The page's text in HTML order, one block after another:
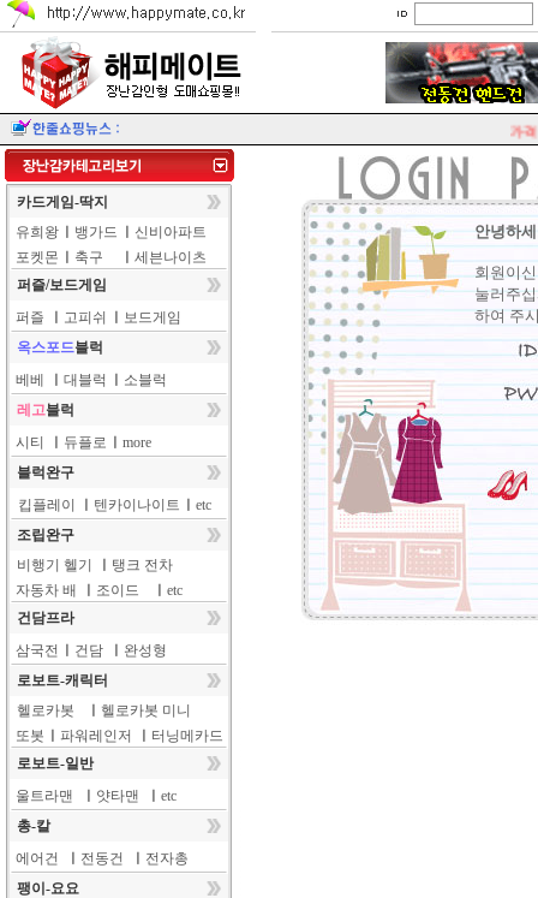
가격
카드게임-딱지
유희왕
뱅가드
신비아파트
포켓몬
축구
세븐나이츠
퍼즐/보드게임
퍼즐
고피쉬
보드게임
옥스포드블럭
베베
대블럭
소블럭
레고블럭
시티
듀플로
more
블럭완구
킵플레이
텐카이나이트
etc
조립완구
비행기 헬기
탱크 전차
자동차 배
조이드
etc
건담프라
삼국전
건담
완성형
로보트-캐릭터
헬로카봇
헬로카봇 미니
또봇
파워레인저
터닝메카드
로보트-일반
울트라맨
얏타맨
etc
총-칼
에어건
전동건
전자총
팽이-요요
안녕하
회원이
눌러주
하여 주